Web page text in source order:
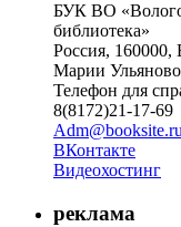
БУК ВО
библиотека»
Россия, 160000,
Марии
Телефон для
8(8172)21-17-69
Adm@booksite.ru
ВКонтакте
Видеохостинг
реклама